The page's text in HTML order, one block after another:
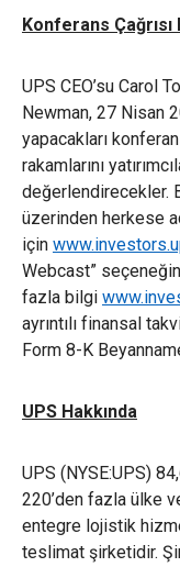
Konferans
UPS CEO’su Carol
Newman, 27 Nisan
yapacakları
rakamlarını
değerlendirecekler.
üzerinden herkese
için
Webcast”
fazla bilgi
ayrıntılı finansal
Form 8-K
UPS Hakkında
UPS (NYSE:UPS)
220’den fazla ülke
entegre lojistik
teslimat şirketidir.